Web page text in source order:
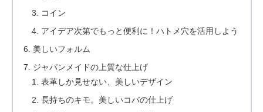
コイン
アイデア次第でもっと便利に！ハトメ穴を活用しよう
美しいフォルム
ジャパンメイドの上質な仕上げ
表革しか見せない、美しいデザイン
長持ちのキモ。美しいコバの仕上げ